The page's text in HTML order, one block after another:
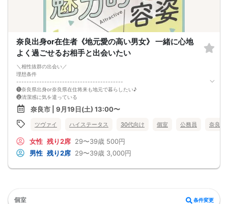
奈良出身or在住者《地元愛の高い男女》 一緒に心地
よく過ごせるお相手と出会いたい
＼相性抜群の出会い／
理想条件
------------------------------------------
❶奈良県出身or奈良県在住将来も地元で暮らしたい♪
❷清潔感に気を遣っている
スキンケアをしている・髪を整えている
服装に気をつけているなど------------------------------------------※上記に
当てはまる方を募集
同じ場所で、心地よく過ごせる関係。
と思えるお相手を見つけませんか♡
奈良市 | 9月19日(土) 13:00〜
ツヴァイ ハイステータス 30代向け 個室 公務員 奈良県
女性 残り2席 29〜39歳 500円
男性 残り2席 29〜39歳 3,000円
個室 条件変更